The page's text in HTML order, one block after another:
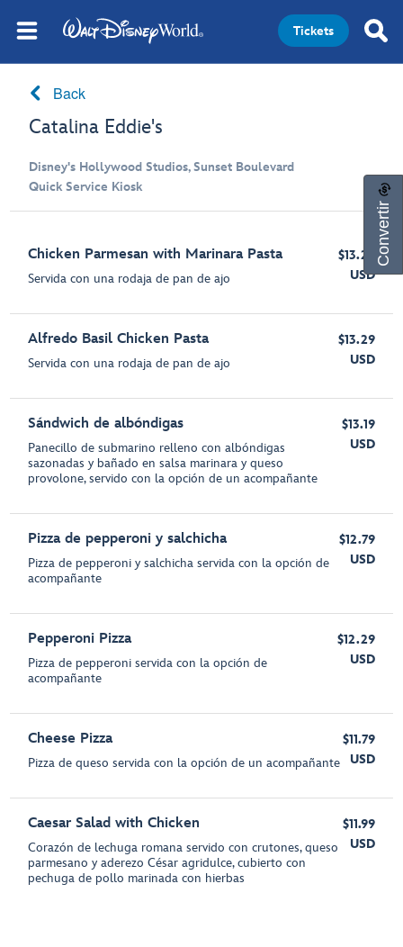
Tickets
Back
Catalina Eddie's
Disney's Hollywood Studios, Sunset Boulevard
Quick Service Kiosk
Chicken Parmesan with Marinara Pasta
Servida con una rodaja de pan de ajo
$13.29
USD
Alfredo Basil Chicken Pasta
Servida con una rodaja de pan de ajo
$13.29
USD
Sándwich de albóndigas
Panecillo de submarino relleno con albóndigas
sazonadas y bañado en salsa marinara y queso
provolone, servido con la opción de un acompañante
$13.19
USD
Pizza de pepperoni y salchicha
Pizza de pepperoni y salchicha servida con la opción de
acompañante
$12.79
USD
Pepperoni Pizza
Pizza de pepperoni servida con la opción de
acompañante
$12.29
USD
Cheese Pizza
Pizza de queso servida con la opción de un acompañante
$11.79
USD
Caesar Salad with Chicken
Corazón de lechuga romana servido con crutones, queso
parmesano y aderezo César agridulce, cubierto con
pechuga de pollo marinada con hierbas
$11.99
USD
Convertir